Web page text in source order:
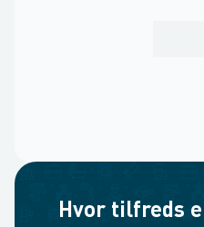
Hvor tilfreds